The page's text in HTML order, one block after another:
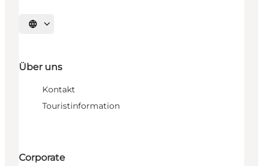
Sprache auswählen
Über uns
Kontakt
Touristinformation
Corporate